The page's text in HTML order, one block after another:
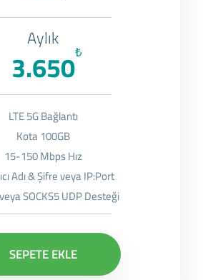
Aylık
₺
3.650
LTE 5G Bağlantı
Kota 100GB
15-150 Mbps Hız
Adı & Şifre veya IP:Port
SOCKS5 UDP Desteği
SEPETE EKLE